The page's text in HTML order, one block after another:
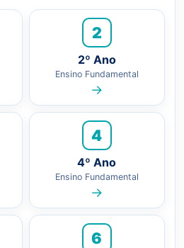
2
2º Ano
Ensino Fundamental
→
4
4º Ano
Ensino Fundamental
→
6